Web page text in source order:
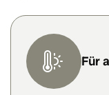
Für